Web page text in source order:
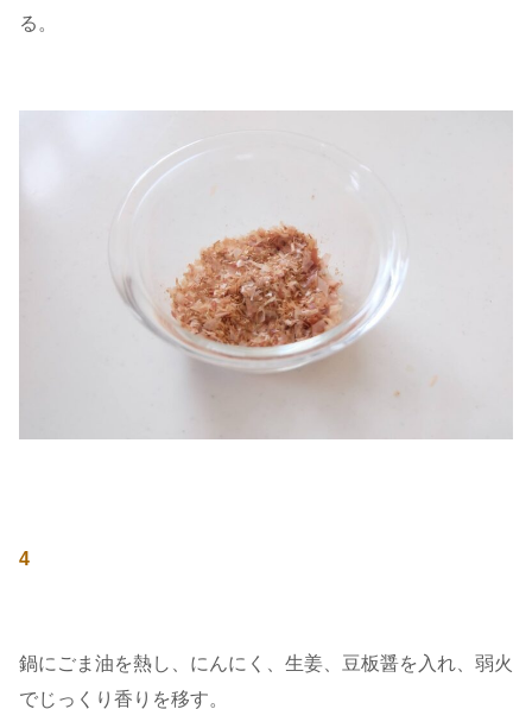
る。
4
鍋にごま油を熱し、にんにく、生姜、豆板醤を入れ、弱火
でじっくり香りを移す。